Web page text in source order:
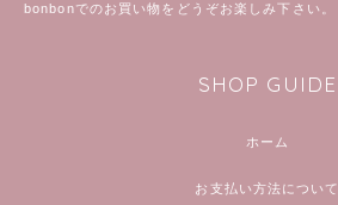
bonbonでのお買い物をどうぞお楽しみ下さい。
SHOP GUIDE
ホーム
お支払い方法について